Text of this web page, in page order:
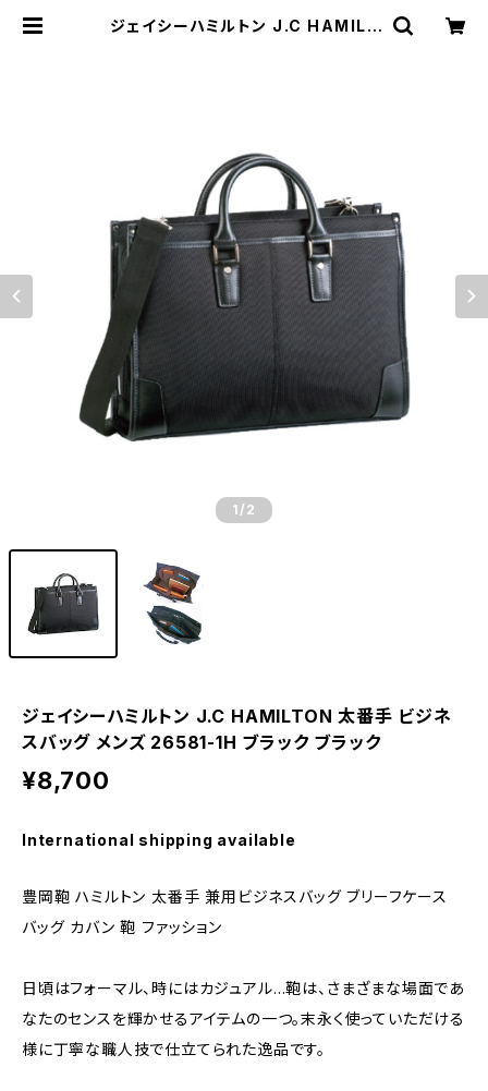
ジェイシーハミルトン J.C HAMILT
1 /2
ジェイシーハミルトン J.C HAMILTON 太番手 ビジネ
スバッグ メンズ 26581-1H ブラック ブラック
¥8,700
International shipping available
豊岡鞄 ハミルトン 太番手 兼用ビジネスバッグ ブリーフケース
バッグ カバン 鞄 ファッション
日頃はフォーマル、時にはカジュアル…鞄は、さまざまな場面であ
なたのセンスを輝かせるアイテムの一つ。末永く使っていただける
様に丁寧な職人技で仕立てられた逸品です。